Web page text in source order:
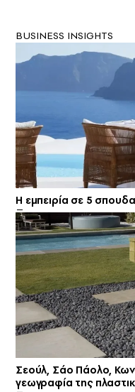
BUSINESS INSIGHTS
Η εμπειρία σε 5
Σεούλ, Σάο Πάολο,
γεωγραφία της